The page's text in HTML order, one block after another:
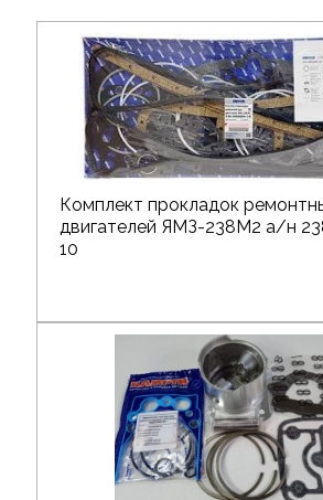
Комплект прокладок
двигателей ЯМЗ-238М2 а/н
10